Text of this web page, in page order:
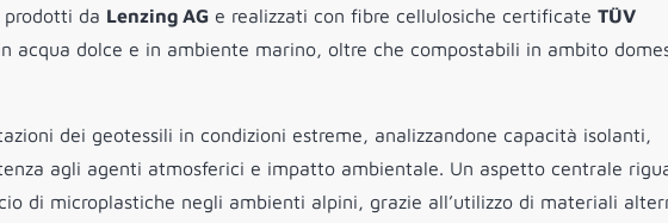
da Lenzing AG e realizzati con fibre cellulosiche certificate TÜV
acqua dolce e in ambiente marino, oltre che compostabili in ambito
dei geotessili in condizioni estreme, analizzandone capacità isolanti,
agli agenti atmosferici e impatto ambientale. Un aspetto centrale
di microplastiche negli ambienti alpini, grazie all’utilizzo di materiali